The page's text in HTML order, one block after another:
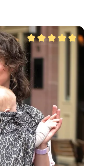
Valutazione media